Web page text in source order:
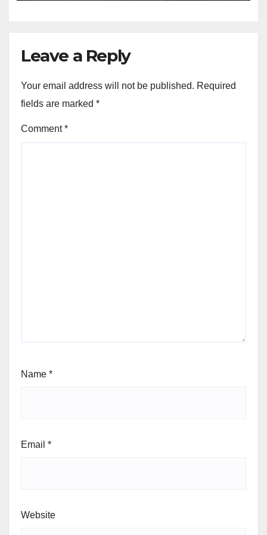
Leave a Reply
Your email address will not be published. Required
fields are marked *
Comment*
Name *
Email *
Website